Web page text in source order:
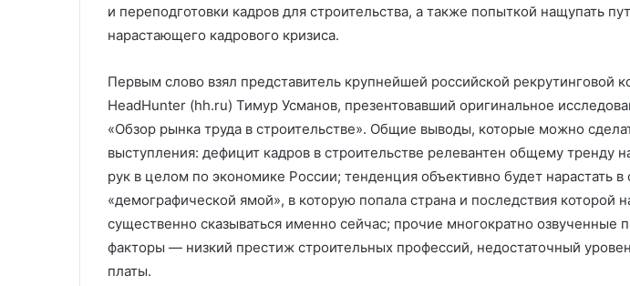
и переподготовки кадров для строительства, а также попыткой нащупать
нарастающего кадрового кризиса.
Первым слово взял представитель крупнейшей российской рекрутинговой
HeadHunter (hh.ru) Тимур Усманов, презентовавший оригинальное
«Обзор рынка труда в строительстве». Общие выводы, которые можно
выступления: дефицит кадров в строительстве релевантен общему тренду
рук в целом по экономике России; тенденция объективно будет нарастать в
«демографической ямой», в которую попала страна и последствия которой
существенно сказываться именно сейчас; прочие многократно озвученные
факторы — низкий престиж строительных профессий, недостаточный
платы.